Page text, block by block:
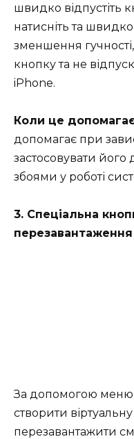
швидко відпустіть
натисніть та
зменшення гучності,
кнопку та не
iPhone.
Коли це
допомагає при
застосовувати
збоями у роботі
3. Спеціальна
перезавантаження
За допомогою меню
створити
перезавантажити